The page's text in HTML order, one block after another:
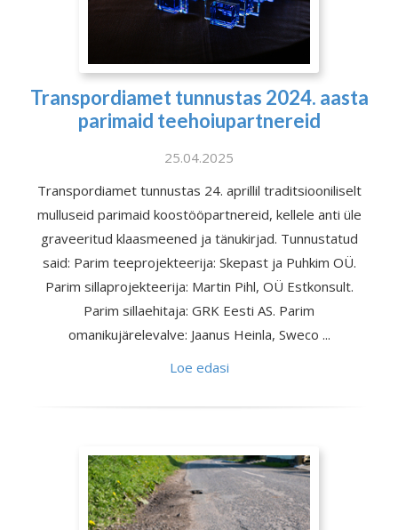
Transpordiamet tunnustas 2024. aasta
parimaid teehoiupartnereid
25.04.2025
Transpordiamet tunnustas 24. aprillil traditsiooniliselt
mulluseid parimaid koostööpartnereid, kellele anti üle
graveeritud klaasmeened ja tänukirjad. Tunnustatud
said: Parim teeprojekteerija: Skepast ja Puhkim OÜ.
Parim sillaprojekteerija: Martin Pihl, OÜ Estkonsult.
Parim sillaehitaja: GRK Eesti AS. Parim
omanikujärelevalve: Jaanus Heinla, Sweco ...
Loe edasi